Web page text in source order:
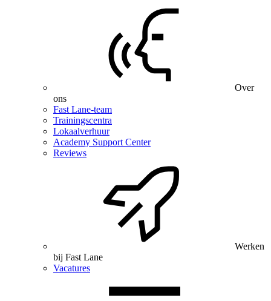
Over
ons
Fast Lane-team
Trainingscentra
Lokaalverhuur
Academy Support Center
Reviews
Werken
bij Fast Lane
Vacatures